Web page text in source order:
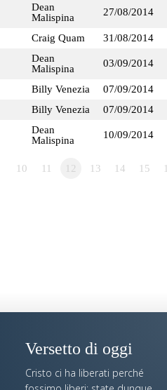
Dean
Malispina
27/08/2014
Craig Quam 31/08/2014
Dean
Malispina
03/09/2014
Billy Venezia 07/09/2014
Billy Venezia 07/09/2014
Dean
Malispina
10/09/2014
10 11 12 13 14 15
Versetto di oggi
Cristo ci ha liberati perché